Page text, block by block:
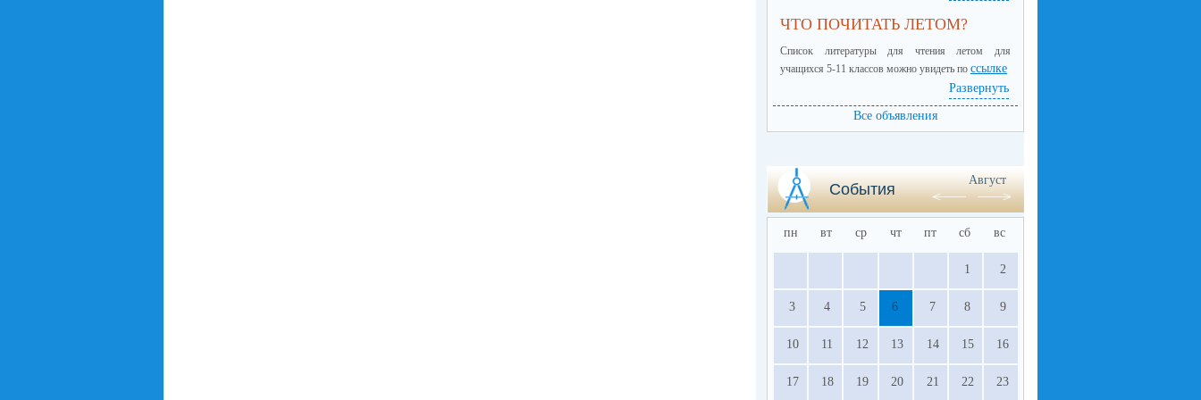
ЧТО ПОЧИТАТЬ ЛЕТОМ?
Список литературы для чтения летом для
учащихся 5-11 классов можно увидеть по ссылке
Развернуть
Все объявления
События
Август
пн вт ср чт пт сб вс
1 2
3 4 5 6 7 8 9
10 11 12 13 14 15 16
17 18 19 20 21 22 23